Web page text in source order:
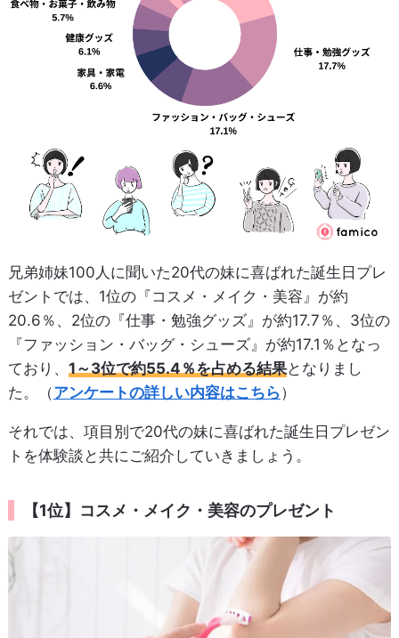
兄弟姉妹100人に聞いた20代の妹に喜ばれた誕生日プレ
ゼントでは、1位の『コスメ・メイク・美容』が約
20.6％、2位の『仕事・勉強グッズ』が約17.7％、3位の
『ファッション・バッグ・シューズ』が約17.1％となっ
ており、 1～3位で約55.4％を占める結果となりまし
た。（アンケートの詳しい内容はこちら ）
それでは、項目別で20代の妹に喜ばれた誕生日プレゼン
トを体験談と共にご紹介していきましょう。
【1位】コスメ・メイク・美容のプレゼント